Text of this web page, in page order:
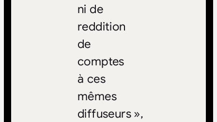
ni de
reddition
de
comptes
à ces
mêmes
diffuseurs »,